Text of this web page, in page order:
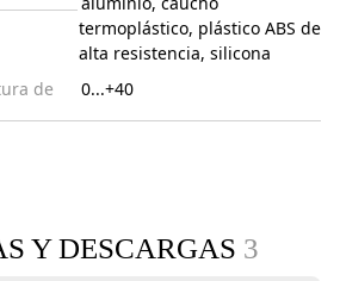
termoplástico, plástico ABS de
alta resistencia, silicona
de
0...+40
Y DESCARGAS 3